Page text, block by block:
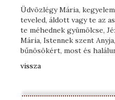
Üdvözlégy Mária,
teveled, áldott vagy te az
te méhednek gyümölcse,
Mária, Istennek szent
bűnösökért, most és
vissza